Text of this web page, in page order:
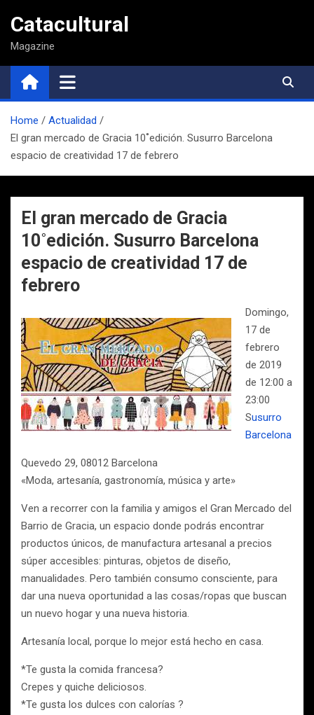
contenido
Catacultural
Magazine
Home
Actualidad
El gran mercado de Gracia 10˚edición. Susurro Barcelona
espacio de creatividad 17 de febrero
El gran mercado de Gracia
10˚edición. Susurro Barcelona
espacio de creatividad 17 de
febrero
Domingo,
17 de
febrero
de 2019
de 12:00 a
23:00
Susurro
Barcelona
Quevedo 29, 08012 Barcelona
«Moda, artesanía, gastronomía, música y arte»
Ven a recorrer con la familia y amigos el Gran Mercado del
Barrio de Gracia, un espacio donde podrás encontrar
productos únicos, de manufactura artesanal a precios
súper accesibles: pinturas, objetos de diseño,
manualidades. Pero también consumo consciente, para
dar una nueva oportunidad a las cosas/ropas que buscan
un nuevo hogar y una nueva historia.
Artesanía local, porque lo mejor está hecho en casa.
*Te gusta la comida francesa?
Crepes y quiche deliciosos.
*Te gusta los dulces con calorías ?